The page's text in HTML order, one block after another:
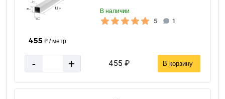
В наличии
5 1
455 ₽ / метр
- + 455 ₽ В корзину
Вес 12 метр, тн